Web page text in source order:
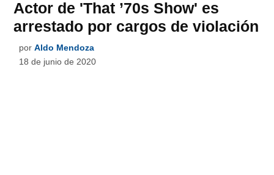
Actor de 'That ’70s Show' es
arrestado por cargos de violación
por Aldo Mendoza
18 de junio de 2020